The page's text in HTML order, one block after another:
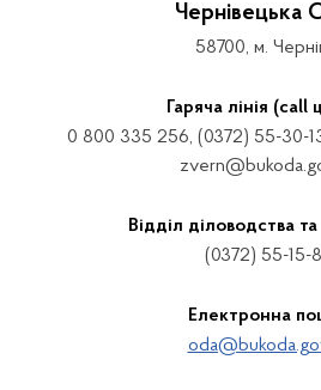
58700, м.
Гаряча лінія (call
0 800 335 256, (0372) 55-30-
Відділ діловодства
(0372) 55-15-
Електронна